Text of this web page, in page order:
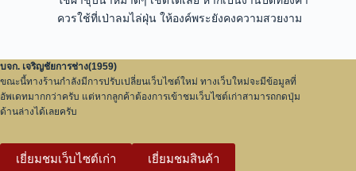
ควรใช้ที่เป่าลมไล่ฝุ่น ให้องค์พระยังคงความสวยงาม
บจก. เจริญชัยการช่าง(1959)
ขณะนี้ทางร้านกำลังมีการปรับเปลี่ยนเว็บไซต์ใหม่ ทางเว็บใหม่จะมีข้อมูลที่
อัพเดทมากกว่าครับ แต่หากลูกค้าต้องการเข้าชมเว็บไซต์เก่าสามารถกดปุ่ม
ด้านล่างได้เลยครับ
เยี่ยมชมเว็บไซต์เก่า เยี่ยมชมสินค้า